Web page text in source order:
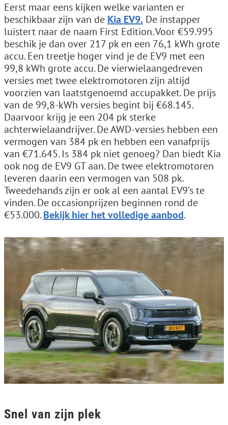
Eerst maar eens kijken welke varianten er
beschikbaar zijn van de Kia EV9. De instapper
luistert naar de naam First Edition. Voor €59.995
beschik je dan over 217 pk en een 76,1 kWh grote
accu. Een treetje hoger vind je de EV9 met een
99,8 kWh grote accu. De vierwielaangedreven
versies met twee elektromotoren zijn altijd
voorzien van laatstgenoemd accupakket. De prijs
van de 99,8-kWh versies begint bij €68.145.
Daarvoor krijg je een 204 pk sterke
achterwielaandrijver. De AWD-versies hebben een
vermogen van 384 pk en hebben een vanafprijs
van €71.645. Is 384 pk niet genoeg? Dan biedt Kia
ook nog de EV9 GT aan. De twee elektromotoren
leveren daarin een vermogen van 508 pk.
Tweedehands zijn er ook al een aantal EV9’s te
vinden. De occasionprijzen beginnen rond de
€53.000.Bekijk hier het volledige aanbod.
Snel van zijn plek